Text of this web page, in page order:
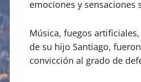
emociones y
Música, fuegos
de su hijo Santiago,
convicción al grado de